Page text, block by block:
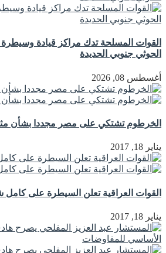
القوات المسلحة تدك مراكز قيادة
الحوثي جنوبي الحديدة
أغسطس 08, 2026
الخرطوم تشتكي على مصر مجددا بشأن
يناير 18, 2017
القوات العراقية تعلن السيطرة على
يناير 18, 2017